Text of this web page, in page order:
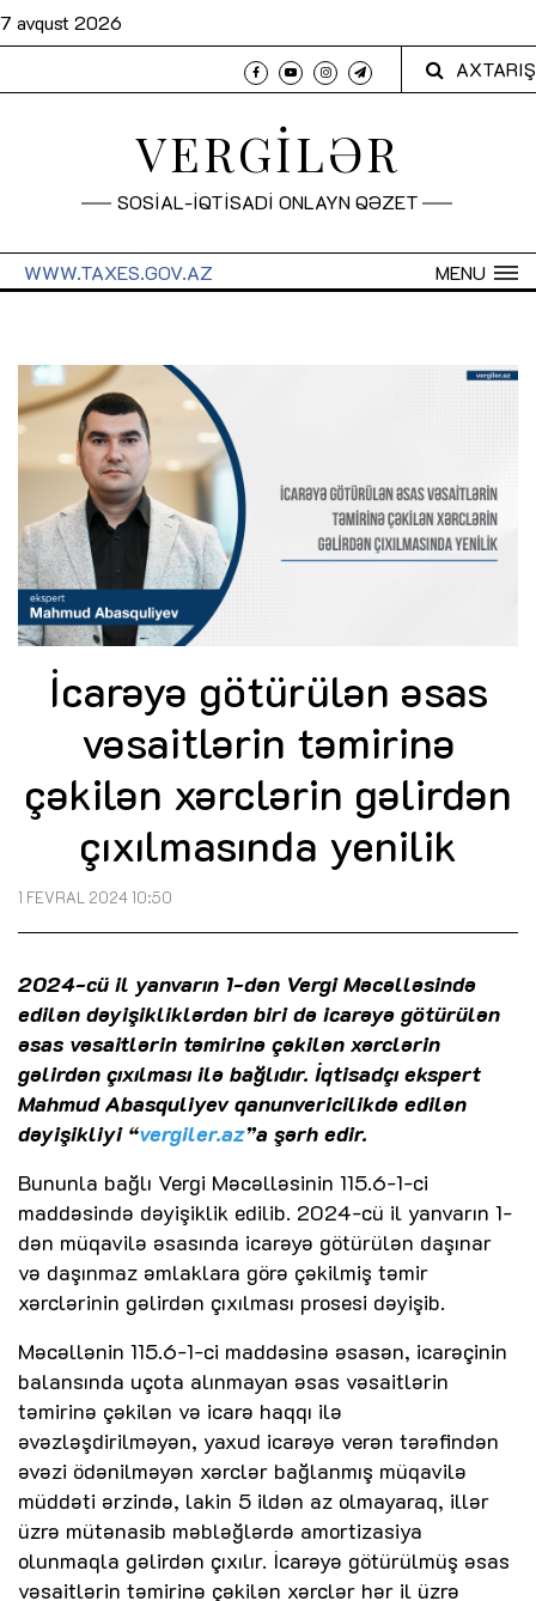
7 avqust 2026
AXTARIŞ
VERGİLƏR
SOSİAL-İQTİSADİ ONLAYN QƏZET
MENU
WWW.TAXES.GOV.AZ
İcarəyə götürülən əsas
vəsaitlərin təmirinə
çəkilən xərclərin gəlirdən
çıxılmasında yenilik
1 FEVRAL 2024 10:50
2024-cü il yanvarın 1-dən Vergi Məcəlləsində
edilən dəyişikliklərdən biri də icarəyə götürülən
əsas vəsaitlərin təmirinə çəkilən xərclərin
gəlirdən çıxılması ilə bağlıdır. İqtisadçı ekspert
Mahmud Abasquliyev qanunvericilikdə edilən
dəyişikliyi “vergiler.az”a şərh edir.
Bununla bağlı Vergi Məcəlləsinin 115.6-1-ci
maddəsində dəyişiklik edilib. 2024-cü il yanvarın 1-
dən müqavilə əsasında icarəyə götürülən daşınar
və daşınmaz əmlaklara görə çəkilmiş təmir
xərclərinin gəlirdən çıxılması prosesi dəyişib.
Məcəllənin 115.6-1-ci maddəsinə əsasən, icarəçinin
balansında uçota alınmayan əsas vəsaitlərin
təmirinə çəkilən və icarə haqqı ilə
əvəzləşdirilməyən, yaxud icarəyə verən tərəfindən
əvəzi ödənilməyən xərclər bağlanmış müqavilə
müddəti ərzində, lakin 5 ildən az olmayaraq, illər
üzrə mütənasib məbləğlərdə amortizasiya
olunmaqla gəlirdən çıxılır. İcarəyə götürülmüş əsas
vəsaitlərin təmirinə çəkilən xərclər hər il üzrə